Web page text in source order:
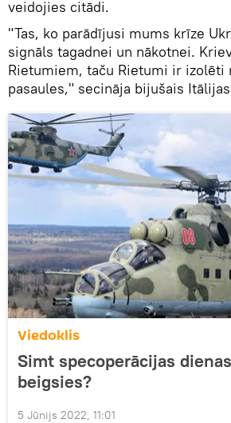
veidojies citādi.
"Tas, ko parādījusi mums krīze
signāls tagadnei un nākotnei.
Rietumiem, taču Rietumi ir izolēti
pasaules," secināja bijušais
Viedoklis
Simt specoperācijas
beigsies?
5 Jūnijs 2022, 11:01